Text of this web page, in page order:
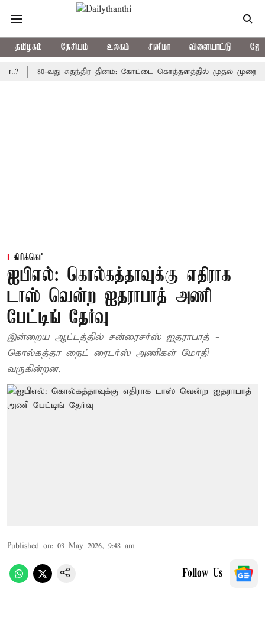
தமிழகம் தேசியம் உலகம் சினிமா விளையாட்டு
80-வது சுதந்திர தினம்: கோட்டை கொத்தளத்தில் முதல் முறையாக
கிரிக்கெட்
ஐபிஎல்: கொல்கத்தாவுக்கு எதிராக
டாஸ் வென்ற ஐதராபாத் அணி
பேட்டிங் தேர்வு
இன்றைய ஆட்டத்தில் சன்ரைசர்ஸ் ஐதராபாத் -
கொல்கத்தா நைட் ரைடர்ஸ் அணிகள் மோதி
வருகின்றன.
Published on: 03 May 2026, 9:48 am
Follow Us